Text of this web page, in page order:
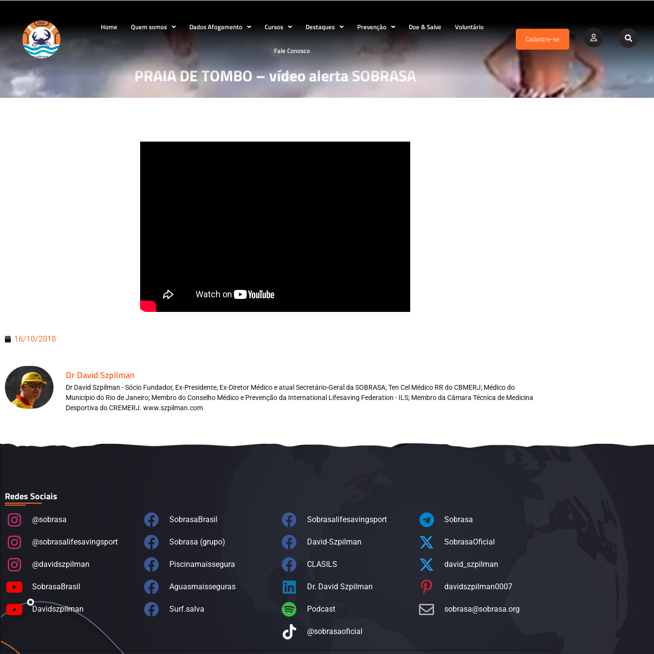
Home Quem somos Dados Afogamento Cursos Destaques Prevenção Doe & Salve Voluntário
Fale Conosco
Cadastre-se
PRAIA DE TOMBO – vídeo alerta SOBRASA
16/10/2018
Dr David Szpilman
Dr David Szpilman - Sócio Fundador, Ex-Presidente, Ex-Diretor Médico e atual Secretário-Geral da SOBRASA; Ten Cel Médico RR do CBMERJ; Médico do
Município do Rio de Janeiro; Membro do Conselho Médico e Prevenção da International Lifesaving Federation - ILS; Membro da Câmara Técnica de Medicina
Desportiva do CREMERJ. www.szpilman.com
Redes Sociais
@sobrasa
@sobrasalifesavingsport
@davidszpilman
SobrasaBrasil
Davidszpilman
SobrasaBrasil
Sobrasa (grupo)
Piscinamaissegura
Aguasmaisseguras
Surf.salva
Sobrasalifesavingsport
David-Szpilman
CLASILS
Dr. David Szpilman
Podcast
@sobrasaoficial
Sobrasa
SobrasaOficial
david_szpilman
davidszpilman0007
sobrasa@sobrasa.org